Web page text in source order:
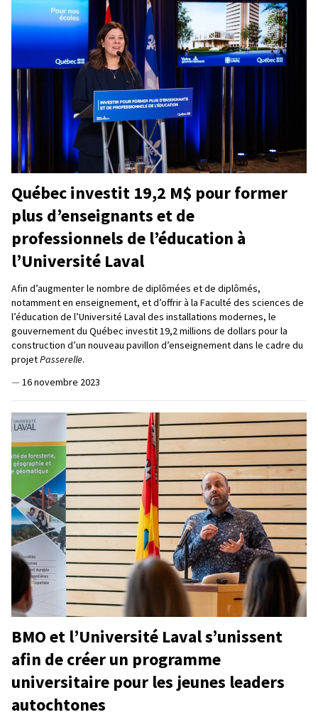
Québec investit 19,2 M$ pour former
plus d’enseignants et de
professionnels de l’éducation à
l’Université Laval
Afin d’augmenter le nombre de diplômées et de diplômés,
notamment en enseignement, et d’offrir à la Faculté des sciences de
l’éducation de l’Université Laval des installations modernes, le
gouvernement du Québec investit 19,2 millions de dollars pour la
construction d’un nouveau pavillon d’enseignement dans le cadre du
projetPasserelle.
— 16 novembre 2023
BMO et l’Université Laval s’unissent
afin de créer un programme
universitaire pour les jeunes leaders
autochtones